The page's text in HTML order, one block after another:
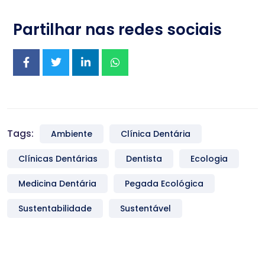
Partilhar nas redes sociais
Tags: Ambiente Clínica Dentária
Clínicas Dentárias Dentista Ecologia
Medicina Dentária Pegada Ecológica
Sustentabilidade Sustentável